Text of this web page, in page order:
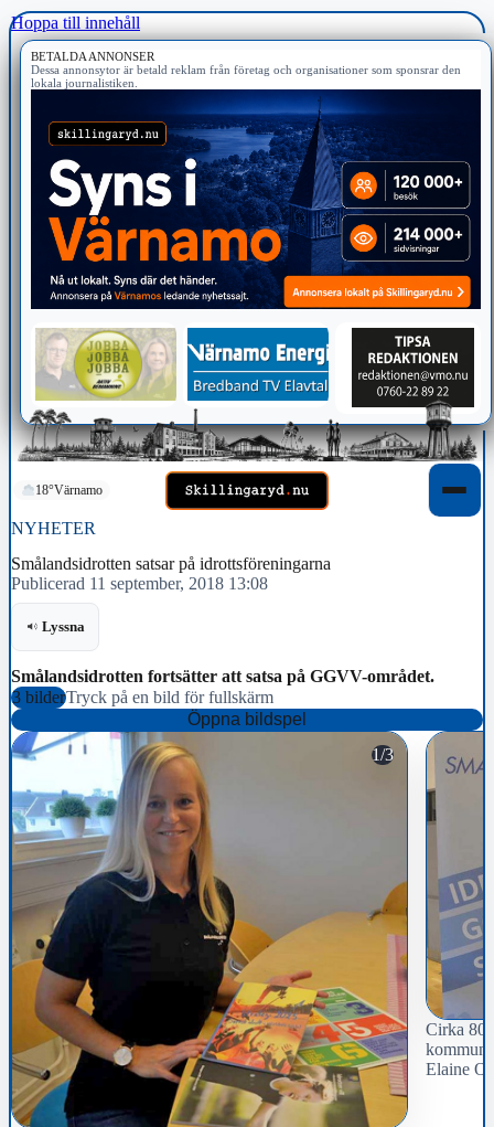
Hoppa till innehåll
BETALDA ANNONSER
Dessa annonsytor är betald reklam från företag och organisationer som sponsrar den
lokala journalistiken.
18°Värnamo
NYHETER
Smålandsidrotten satsar på idrottsföreningarna
Publicerad 11 september, 2018 13:08
Lyssna
Smålandsidrotten fortsätter att satsa på GGVV-området.
3 bilderTryck på en bild för fullskärm
Öppna bildspel
1/3
Cirka 80
kommun
Elaine